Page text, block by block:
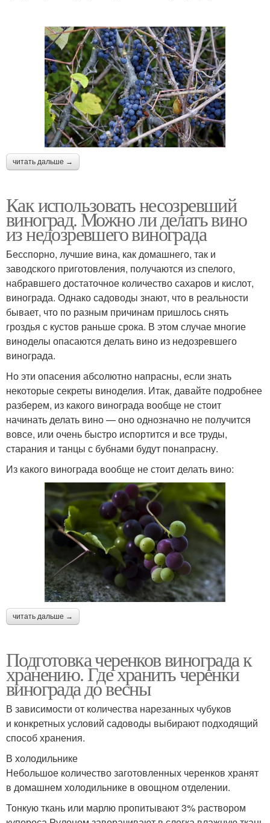
читать дальше →
Как использовать несозревший
виноград. Можно ли делать вино
из недозревшего винограда
Бесспорно, лучшие вина, как домашнего, так и
заводского приготовления, получаются из спелого,
набравшего достаточное количество сахаров и кислот,
винограда. Однако садоводы знают, что в реальности
бывает, что по разным причинам пришлось снять
гроздья с кустов раньше срока. В этом случае многие
виноделы опасаются делать вино из недозревшего
винограда.
Но эти опасения абсолютно напрасны, если знать
некоторые секреты виноделия. Итак, давайте подробнее
разберем, из какого винограда вообще не стоит
начинать делать вино — оно однозначно не получится
вовсе, или очень быстро испортится и все труды,
старания и танцы с бубнами будут понапрасну.
Из какого винограда вообще не стоит делать вино:
читать дальше →
Подготовка черенков винограда к
хранению. Где хранить черенки
винограда до весны
В зависимости от количества нарезанных чубуков
и конкретных условий садоводы выбирают подходящий
способ хранения.
В холодильнике
Небольшое количество заготовленных черенков хранят
в домашнем холодильнике в овощном отделении.
Тонкую ткань или марлю пропитывают 3% раствором